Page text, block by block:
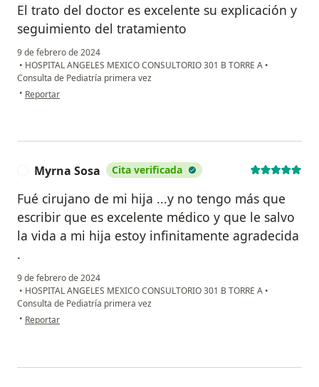
El trato del doctor es excelente su explicación y
seguimiento del tratamiento
9 de febrero de 2024
• HOSPITAL ANGELES MEXICO CONSULTORIO 301 B TORRE A •
Consulta de Pediatría primera vez
• en opinión del usuario Carmen P.
Reportar
Myrna Sosa Cita verificada
Fué cirujano de mi hija ...y no tengo más que
escribir que es excelente médico y que le salvo
la vida a mi hija estoy infinitamente agradecida
.
9 de febrero de 2024
• HOSPITAL ANGELES MEXICO CONSULTORIO 301 B TORRE A •
Consulta de Pediatría primera vez
• en opinión del usuario Myrna Sosa
Reportar